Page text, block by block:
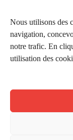
Nous utilisons des
navigation,
notre trafic. En
utilisation des
Réductions de la
Application